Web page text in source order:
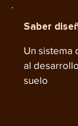
Saber
Un sistema
al
suelo